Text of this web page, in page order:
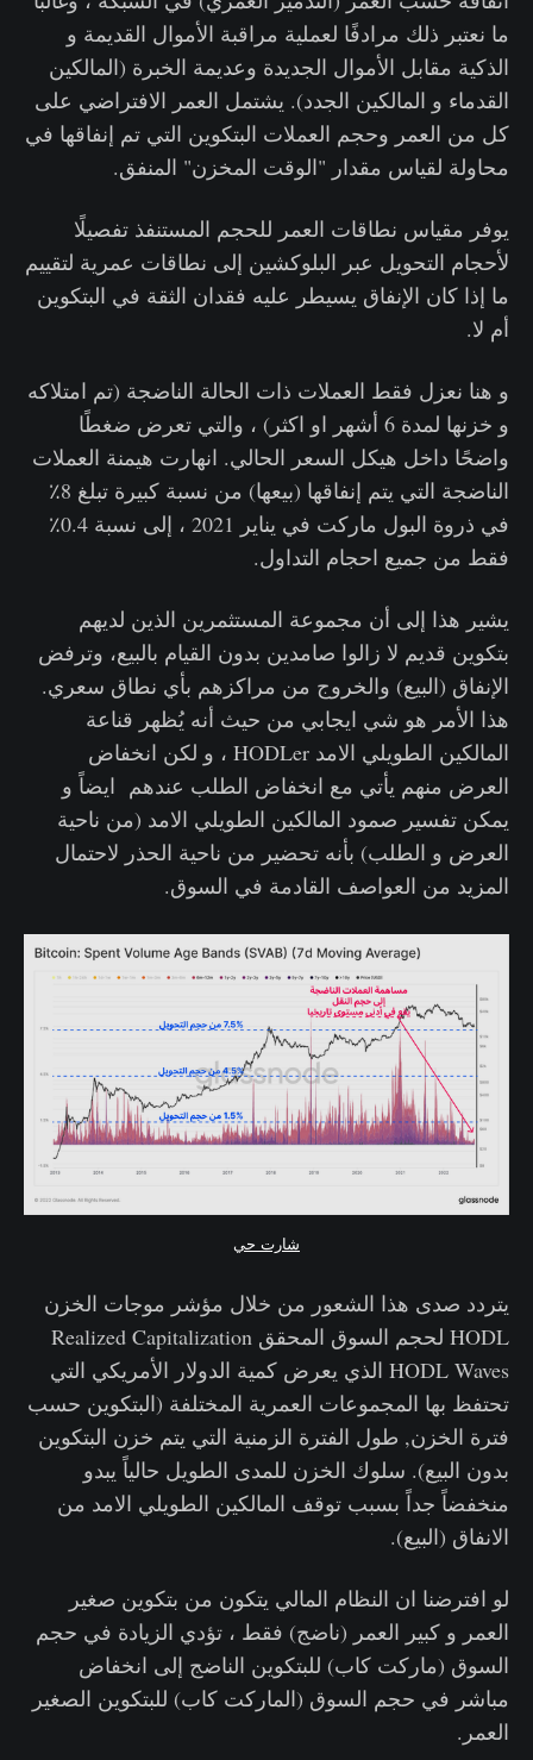
ما نعتبر ذلك مرادفًا لعملية مراقبة الأموال القديمة و
الذكية مقابل الأموال الجديدة وعديمة الخبرة (المالكين
القدماء و المالكين الجدد). يشتمل العمر الافتراضي على
كل من العمر وحجم العملات البتكوين التي تم إنفاقها في
محاولة لقياس مقدار "الوقت المخزن" المنفق.
يوفر مقياس نطاقات العمر للحجم المستنفذ تفصيلًا
لأحجام التحويل عبر البلوكشين إلى نطاقات عمرية لتقييم
ما إذا كان الإنفاق يسيطر عليه فقدان الثقة في البتكوين
أم لا.
و هنا نعزل فقط العملات ذات الحالة الناضجة (تم امتلاكه
و خزنها لمدة 6 أشهر او اكثر) ، والتي تعرض ضغطًا
واضحًا داخل هيكل السعر الحالي. انهارت هيمنة العملات
الناضجة التي يتم إنفاقها (بيعها) من نسبة كبيرة تبلغ 8٪
في ذروة البول ماركت في يناير 2021 ، إلى نسبة 0.4٪
فقط من جميع احجام التداول.
يشير هذا إلى أن مجموعة المستثمرين الذين لديهم
بتكوين قديم لا زالوا صامدين بدون القيام بالبيع، وترفض
الإنفاق (البيع) والخروج من مراكزهم بأي نطاق سعري.
هذا الأمر هو شي ايجابي من حيث أنه يُظهر قناعة
المالكين الطويلي الامد HODLer ، و لكن انخفاض
العرض منهم يأتي مع انخفاض الطلب عندهم ايضاً و
يمكن تفسير صمود المالكين الطويلي الامد (من ناحية
العرض و الطلب) بأنه تحضير من ناحية الحذر لاحتمال
المزيد من العواصف القادمة في السوق.
شارت حي
يتردد صدى هذا الشعور من خلال مؤشر موجات الخزن
HODL لحجم السوق المحقق Realized Capitalization
HODL Waves الذي يعرض كمية الدولار الأمريكي التي
تحتفظ بها المجموعات العمرية المختلفة (البتكوين حسب
فترة الخزن, طول الفترة الزمنية التي يتم خزن البتكوين
بدون البيع). سلوك الخزن للمدى الطويل حالياً يبدو
منخفضاً جداً بسبب توقف المالكين الطويلي الامد من
الانفاق (البيع).
لو افترضنا ان النظام المالي يتكون من بتكوين صغير
العمر و كبير العمر (ناضج) فقط ، تؤدي الزيادة في حجم
السوق (ماركت كاب) للبتكوين الناضج إلى انخفاض
مباشر في حجم السوق (الماركت كاب) للبتكوين الصغير
العمر.